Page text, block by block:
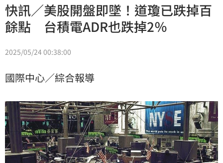
快訊／美股開盤即墜！道瓊已跌掉百
餘點 台積電ADR也跌掉2％
2025/05/24 00:38:00
國際中心／綜合報導